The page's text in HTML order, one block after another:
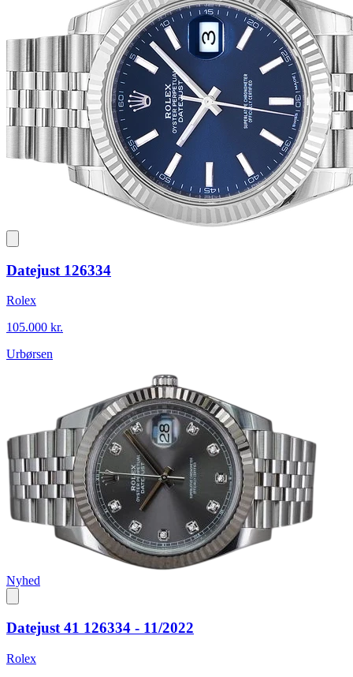
Datejust 126334
Rolex
105.000 kr.
Urbørsen
Nyhed
Datejust 41 126334 - 11/2022
Rolex